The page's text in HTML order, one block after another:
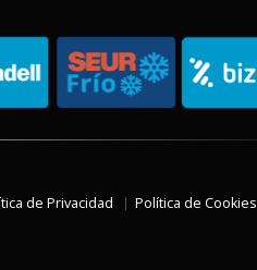
de Privacidad Política de Cookies